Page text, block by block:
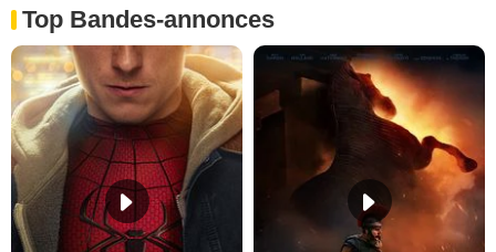
Top Bandes-annonces